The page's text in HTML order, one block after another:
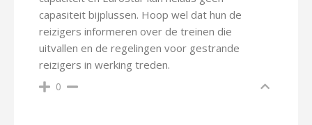
capasiteit bijplussen. Hoop wel dat hun de
reizigers informeren over de treinen die
uitvallen en de regelingen voor gestrande
reizigers in werking treden.
0